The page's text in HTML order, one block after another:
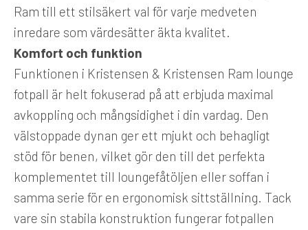
Ram till ett stilsäkert val för varje medveten
inredare som värdesätter äkta kvalitet.
Komfort och funktion
Funktionen i Kristensen & Kristensen Ram lounge
fotpall är helt fokuserad på att erbjuda maximal
avkoppling och mångsidighet i din vardag. Den
välstoppade dynan ger ett mjukt och behagligt
stöd för benen, vilket gör den till det perfekta
komplementet till loungefåtöljen eller soffan i
samma serie för en ergonomisk sittställning. Tack
vare sin stabila konstruktion fungerar fotpallen